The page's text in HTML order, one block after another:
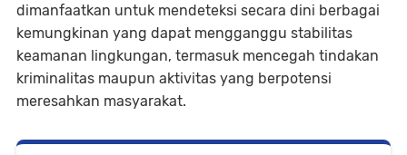
dimanfaatkan untuk mendeteksi secara dini berbagai
kemungkinan yang dapat mengganggu stabilitas
keamanan lingkungan, termasuk mencegah tindakan
kriminalitas maupun aktivitas yang berpotensi
meresahkan masyarakat.